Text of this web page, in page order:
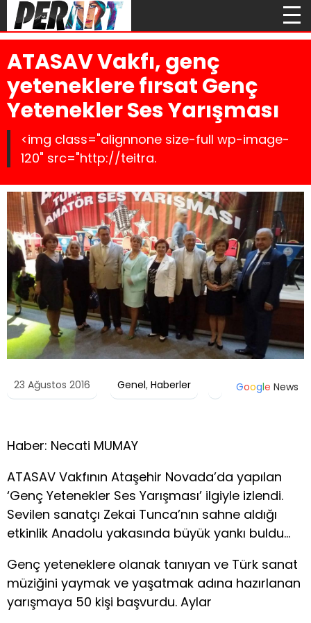
ATASAV Vakfı, genç
yeteneklere fırsat Genç
Yetenekler Ses Yarışması
<img class="alignnone size-full wp-image-
120" src="http://teitra.
23 Ağustos 2016 Genel, Haberler Google News
Haber: Necati MUMAY
ATASAV Vakfının Ataşehir Novada’da yapılan
‘Genç Yetenekler Ses Yarışması’ ilgiyle izlendi.
Sevilen sanatçı Zekai Tunca’nın sahne aldığı
etkinlik Anadolu yakasında büyük yankı buldu…
Genç yeteneklere olanak tanıyan ve Türk sanat
müziğini yaymak ve yaşatmak adına hazırlanan
yarışmaya 50 kişi başvurdu. Aylar